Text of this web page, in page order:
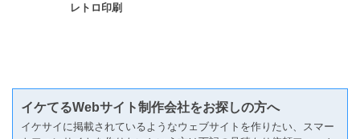
レトロ印刷
イケてるWebサイト制作会社をお探しの方へ
イケサイに掲載されているようなウェブサイトを作りたい、スマー